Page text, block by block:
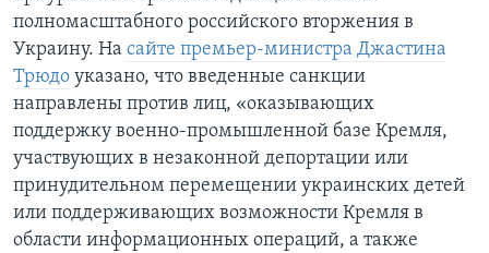
полномасштабного российского вторжения в
Украину. На сайте премьер-министра Джастина
Трюдо указано, что введенные санкции
направлены против лиц, «оказывающих
поддержку военно-промышленной базе Кремля,
участвующих в незаконной депортации или
принудительном перемещении украинских детей
или поддерживающих возможности Кремля в
области информационных операций, а также